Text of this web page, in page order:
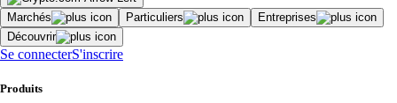
Marchés Particuliers
Entreprises
Découvrir
Se connecterS'inscrire
Produits